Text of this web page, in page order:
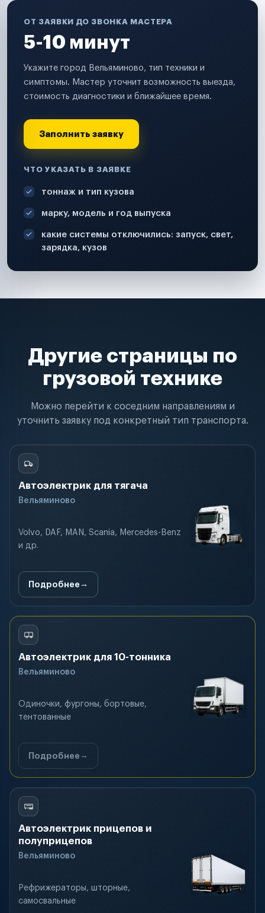
ОТ ЗАЯВКИ ДО ЗВОНКА МАСТЕРА
5-10 минут
Укажите город Вельяминово, тип техники и
симптомы. Мастер уточнит возможность выезда,
стоимость диагностики и ближайшее время.
Заполнить заявку
ЧТО УКАЗАТЬ В ЗАЯВКЕ
тоннаж и тип кузова
марку, модель и год выпуска
какие системы отключились: запуск, свет,
зарядка, кузов
Другие страницы по
грузовой технике
Можно перейти к соседним направлениям и
уточнить заявку под конкретный тип транспорта.
Автоэлектрик для тягача
Вельяминово
Volvo, DAF, MAN, Scania, Mercedes-Benz
и др.
Подробнее
Автоэлектрик для 10-тонника
Вельяминово
Одиночки, фургоны, бортовые,
тентованные
Подробнее
Автоэлектрик прицепов и
полуприцепов
Вельяминово
Рефрижераторы, шторные,
самосвальные